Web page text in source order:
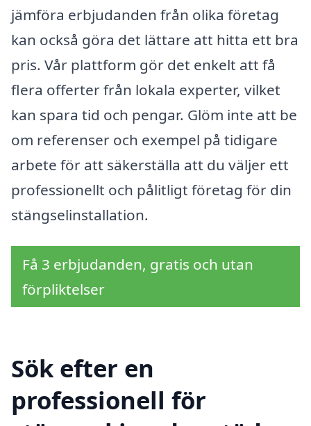
jämföra erbjudanden från olika företag
kan också göra det lättare att hitta ett bra
pris. Vår plattform gör det enkelt att få
flera offerter från lokala experter, vilket
kan spara tid och pengar. Glöm inte att be
om referenser och exempel på tidigare
arbete för att säkerställa att du väljer ett
professionellt och pålitligt företag för din
stängselinstallation.
Få 3 erbjudanden, gratis och utan
förpliktelser
Sök efter en
professionell för